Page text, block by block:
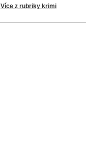
Více z rubriky krimi